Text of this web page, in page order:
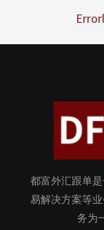
都富外汇跟单
易解决方案等
务为